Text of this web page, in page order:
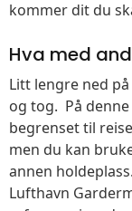
kommer dit du
Hva med
Litt lengre ned
og tog. På
begrenset til
men du kan
annen
Lufthavn